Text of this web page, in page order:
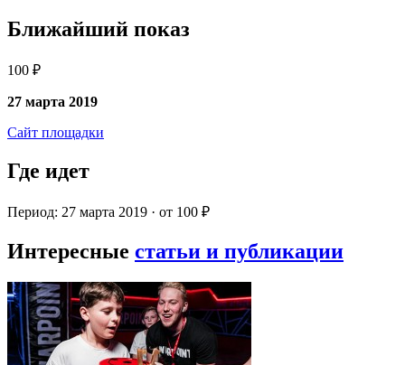
Ближайший показ
100 ₽
27 марта 2019
Сайт площадки
Где идет
Период: 27 марта 2019 · от 100 ₽
Интересные статьи и публикации